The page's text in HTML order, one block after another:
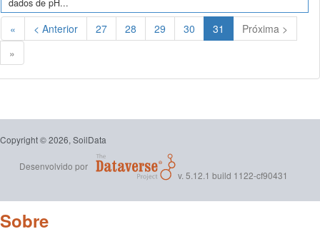
dados de pH...
« < Anterior 27 28 29 30 31 (Atual)Próxima >
»
Copyright © 2026, SoilData
Desenvolvido por
v. 5.12.1 build 1122-cf90431
Sobre